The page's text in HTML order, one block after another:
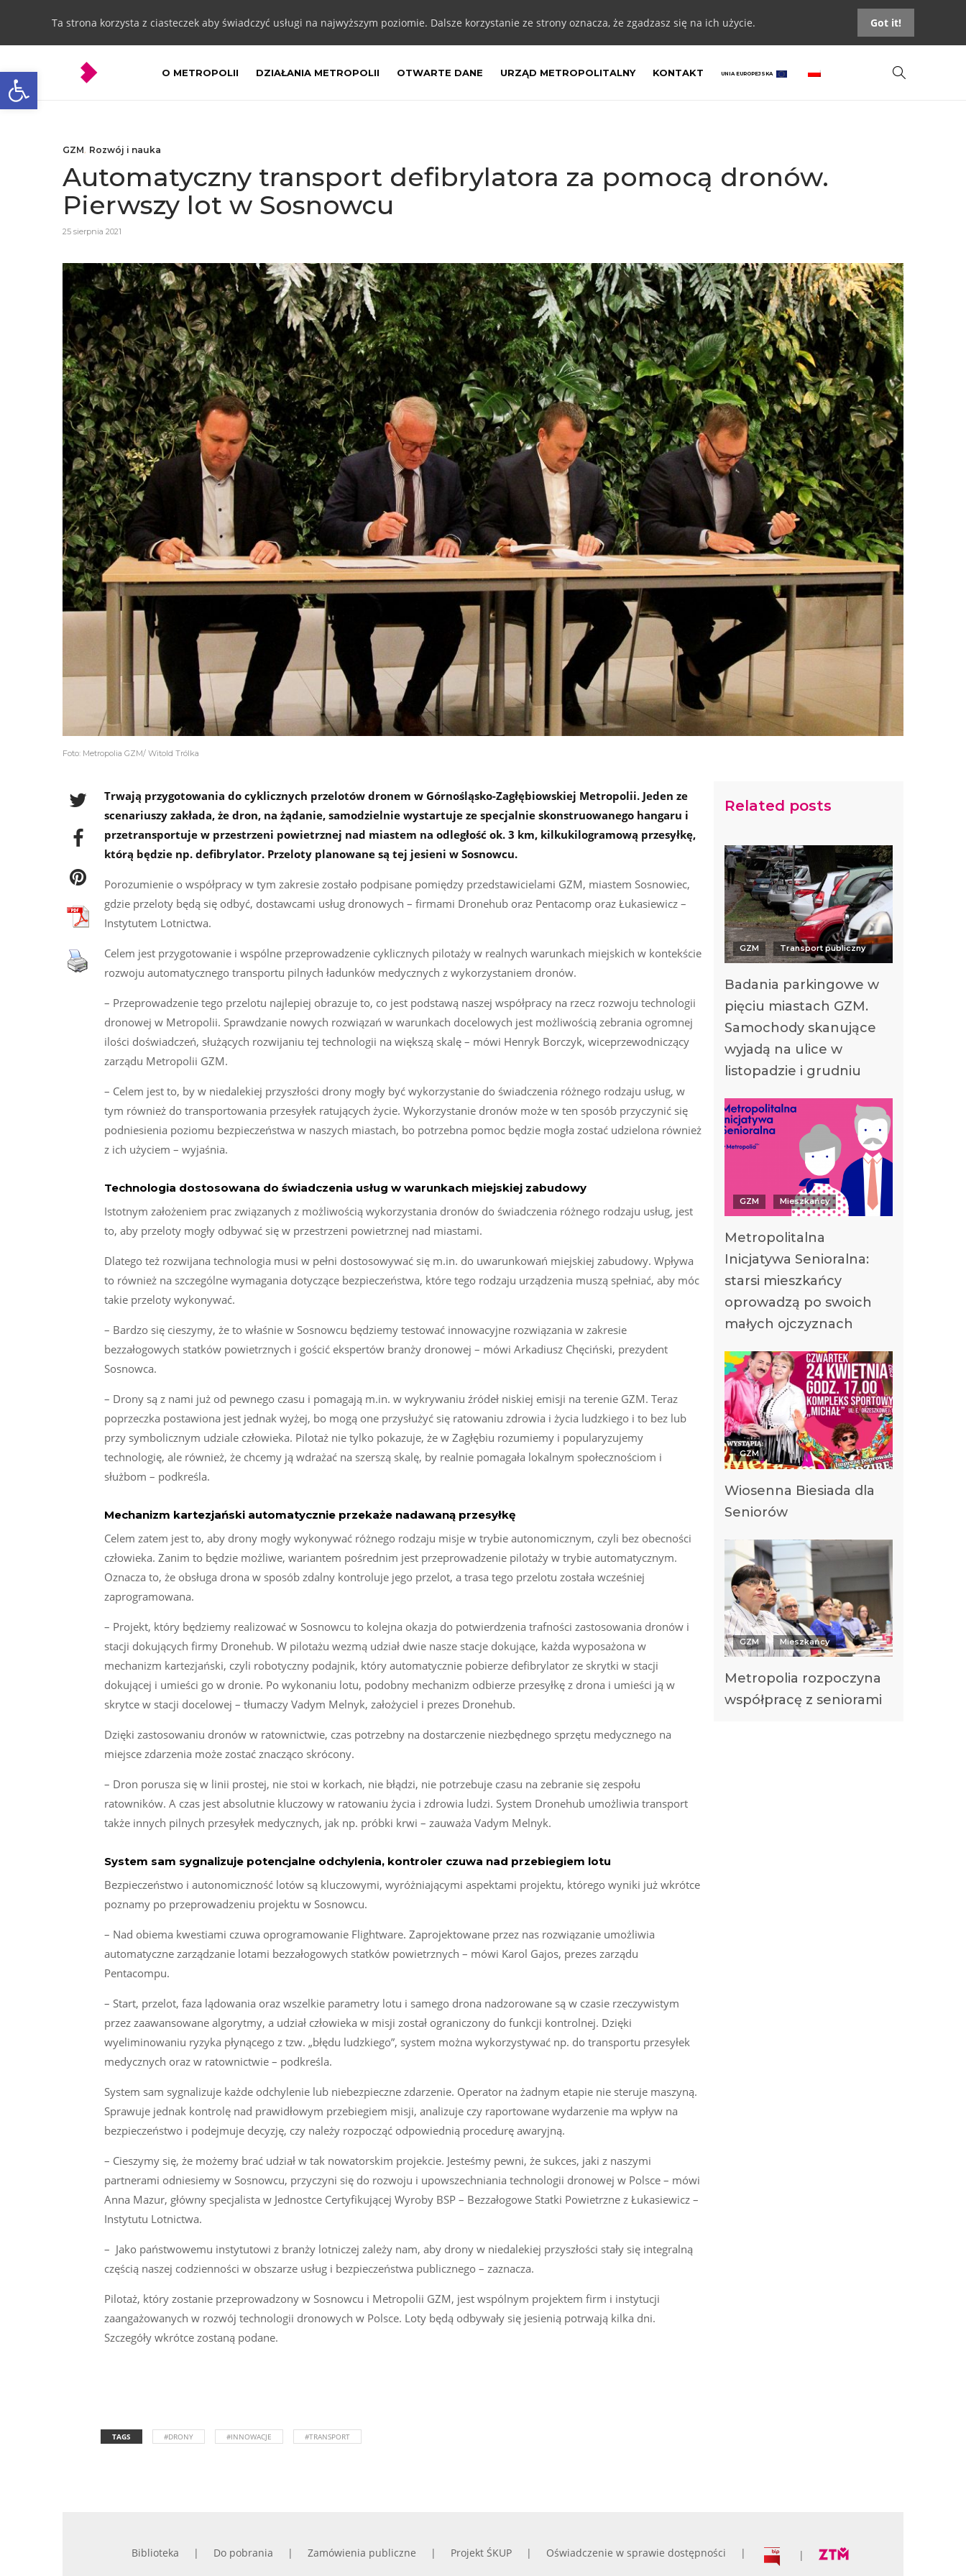
Otwórz pasek narzędzi
Ta strona korzysta z ciasteczek aby świadczyć usługi na najwyższym poziomie. Dalsze korzystanie ze strony oznacza, że zgadzasz się na ich użycie. Got it!
O METROPOLII DZIAŁANIA METROPOLII OTWARTE DANE URZĄD METROPOLITALNY KONTAKT UNIA EUROPEJSKA
GZM, Rozwój i nauka
Automatyczny transport defibrylatora za pomocą dronów.
Pierwszy lot w Sosnowcu
25 sierpnia 2021
Foto: Metropolia GZM/ Witold Trólka
Trwają przygotowania do cyklicznych przelotów dronem w Górnośląsko-Zagłębiowskiej Metropolii. Jeden ze
scenariuszy zakłada, że dron, na żądanie, samodzielnie wystartuje ze specjalnie skonstruowanego hangaru i
przetransportuje w przestrzeni powietrznej nad miastem na odległość ok. 3 km, kilkukilogramową przesyłkę,
którą będzie np. defibrylator. Przeloty planowane są tej jesieni w Sosnowcu.
Porozumienie o współpracy w tym zakresie zostało podpisane pomiędzy przedstawicielami GZM, miastem Sosnowiec,
gdzie przeloty będą się odbyć, dostawcami usług dronowych – firmami Dronehub oraz Pentacomp oraz Łukasiewicz –
Instytutem Lotnictwa.
Celem jest przygotowanie i wspólne przeprowadzenie cyklicznych pilotaży w realnych warunkach miejskich w kontekście
rozwoju automatycznego transportu pilnych ładunków medycznych z wykorzystaniem dronów.
– Przeprowadzenie tego przelotu najlepiej obrazuje to, co jest podstawą naszej współpracy na rzecz rozwoju technologii
dronowej w Metropolii. Sprawdzanie nowych rozwiązań w warunkach docelowych jest możliwością zebrania ogromnej
ilości doświadczeń, służących rozwijaniu tej technologii na większą skalę – mówi Henryk Borczyk, wiceprzewodniczący
zarządu Metropolii GZM.
– Celem jest to, by w niedalekiej przyszłości drony mogły być wykorzystanie do świadczenia różnego rodzaju usług, w
tym również do transportowania przesyłek ratujących życie. Wykorzystanie dronów może w ten sposób przyczynić się
podniesienia poziomu bezpieczeństwa w naszych miastach, bo potrzebna pomoc będzie mogła zostać udzielona również
z ich użyciem – wyjaśnia.
Technologia dostosowana do świadczenia usług w warunkach miejskiej zabudowy
Istotnym założeniem prac związanych z możliwością wykorzystania dronów do świadczenia różnego rodzaju usług, jest
to, aby przeloty mogły odbywać się w przestrzeni powietrznej nad miastami.
Dlatego też rozwijana technologia musi w pełni dostosowywać się m.in. do uwarunkowań miejskiej zabudowy. Wpływa
to również na szczególne wymagania dotyczące bezpieczeństwa, które tego rodzaju urządzenia muszą spełniać, aby móc
takie przeloty wykonywać.
– Bardzo się cieszymy, że to właśnie w Sosnowcu będziemy testować innowacyjne rozwiązania w zakresie
bezzałogowych statków powietrznych i gościć ekspertów branży dronowej – mówi Arkadiusz Chęciński, prezydent
Sosnowca.
– Drony są z nami już od pewnego czasu i pomagają m.in. w wykrywaniu źródeł niskiej emisji na terenie GZM. Teraz
poprzeczka postawiona jest jednak wyżej, bo mogą one przysłużyć się ratowaniu zdrowia i życia ludzkiego i to bez lub
przy symbolicznym udziale człowieka. Pilotaż nie tylko pokazuje, że w Zagłębiu rozumiemy i popularyzujemy
technologię, ale również, że chcemy ją wdrażać na szerszą skalę, by realnie pomagała lokalnym społecznościom i
służbom – podkreśla.
Mechanizm kartezjański automatycznie przekaże nadawaną przesyłkę
Celem zatem jest to, aby drony mogły wykonywać różnego rodzaju misje w trybie autonomicznym, czyli bez obecności
człowieka. Zanim to będzie możliwe, wariantem pośrednim jest przeprowadzenie pilotaży w trybie automatycznym.
Oznacza to, że obsługa drona w sposób zdalny kontroluje jego przelot, a trasa tego przelotu została wcześniej
zaprogramowana.
– Projekt, który będziemy realizować w Sosnowcu to kolejna okazja do potwierdzenia trafności zastosowania dronów i
stacji dokujących firmy Dronehub. W pilotażu wezmą udział dwie nasze stacje dokujące, każda wyposażona w
mechanizm kartezjański, czyli robotyczny podajnik, który automatycznie pobierze defibrylator ze skrytki w stacji
dokującej i umieści go w dronie. Po wykonaniu lotu, podobny mechanizm odbierze przesyłkę z drona i umieści ją w
skrytce w stacji docelowej – tłumaczy Vadym Melnyk, założyciel i prezes Dronehub.
Dzięki zastosowaniu dronów w ratownictwie, czas potrzebny na dostarczenie niezbędnego sprzętu medycznego na
miejsce zdarzenia może zostać znacząco skrócony.
– Dron porusza się w linii prostej, nie stoi w korkach, nie błądzi, nie potrzebuje czasu na zebranie się zespołu
ratowników. A czas jest absolutnie kluczowy w ratowaniu życia i zdrowia ludzi. System Dronehub umożliwia transport
także innych pilnych przesyłek medycznych, jak np. próbki krwi – zauważa Vadym Melnyk.
System sam sygnalizuje potencjalne odchylenia, kontroler czuwa nad przebiegiem lotu
Bezpieczeństwo i autonomiczność lotów są kluczowymi, wyróżniającymi aspektami projektu, którego wyniki już wkrótce
poznamy po przeprowadzeniu projektu w Sosnowcu.
– Nad obiema kwestiami czuwa oprogramowanie Flightware. Zaprojektowane przez nas rozwiązanie umożliwia
automatyczne zarządzanie lotami bezzałogowych statków powietrznych – mówi Karol Gajos, prezes zarządu
Pentacompu.
– Start, przelot, faza lądowania oraz wszelkie parametry lotu i samego drona nadzorowane są w czasie rzeczywistym
przez zaawansowane algorytmy, a udział człowieka w misji został ograniczony do funkcji kontrolnej. Dzięki
wyeliminowaniu ryzyka płynącego z tzw. „błędu ludzkiego”, system można wykorzystywać np. do transportu przesyłek
medycznych oraz w ratownictwie – podkreśla.
System sam sygnalizuje każde odchylenie lub niebezpieczne zdarzenie. Operator na żadnym etapie nie steruje maszyną.
Sprawuje jednak kontrolę nad prawidłowym przebiegiem misji, analizuje czy raportowane wydarzenie ma wpływ na
bezpieczeństwo i podejmuje decyzję, czy należy rozpocząć odpowiednią procedurę awaryjną.
– Cieszymy się, że możemy brać udział w tak nowatorskim projekcie. Jesteśmy pewni, że sukces, jaki z naszymi
partnerami odniesiemy w Sosnowcu, przyczyni się do rozwoju i upowszechniania technologii dronowej w Polsce – mówi
Anna Mazur, główny specjalista w Jednostce Certyfikującej Wyroby BSP – Bezzałogowe Statki Powietrzne z Łukasiewicz –
Instytutu Lotnictwa.
– Jako państwowemu instytutowi z branży lotniczej zależy nam, aby drony w niedalekiej przyszłości stały się integralną
częścią naszej codzienności w obszarze usług i bezpieczeństwa publicznego – zaznacza.
Pilotaż, który zostanie przeprowadzony w Sosnowcu i Metropolii GZM, jest wspólnym projektem firm i instytucji
zaangażowanych w rozwój technologii dronowych w Polsce. Loty będą odbywały się jesienią potrwają kilka dni.
Szczegóły wkrótce zostaną podane.
TAGS #DRONY #INNOWACJE #TRANSPORT
Related posts
GZM Transport publiczny
Badania parkingowe w
pięciu miastach GZM.
Samochody skanujące
wyjadą na ulice w
listopadzie i grudniu
GZM Mieszkańcy
Metropolitalna
Inicjatywa Senioralna:
starsi mieszkańcy
oprowadzą po swoich
małych ojczyznach
GZM
Wiosenna Biesiada dla
Seniorów
GZM Mieszkańcy
Metropolia rozpoczyna
współpracę z seniorami
Biblioteka Do pobrania Zamówienia publiczne Projekt ŚKUP Oświadczenie w sprawie dostępności